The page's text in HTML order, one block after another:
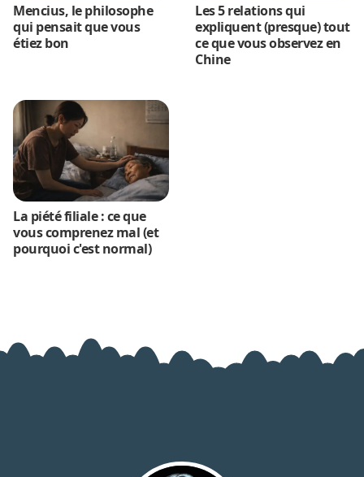
Mencius, le philosophe
qui pensait que vous
étiez bon
Les 5 relations qui
expliquent (presque) tout
ce que vous observez en
Chine
La piété filiale : ce que
vous comprenez mal (et
pourquoi c'est normal)